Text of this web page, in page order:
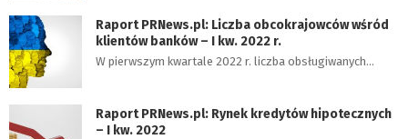
Raport PRNews.pl: Liczba obcokrajowców wśród
klientów banków – I kw. 2022 r.
W pierwszym kwartale 2022 r. liczba obsługiwanych…
Raport PRNews.pl: Rynek kredytów hipotecznych
– I kw. 2022